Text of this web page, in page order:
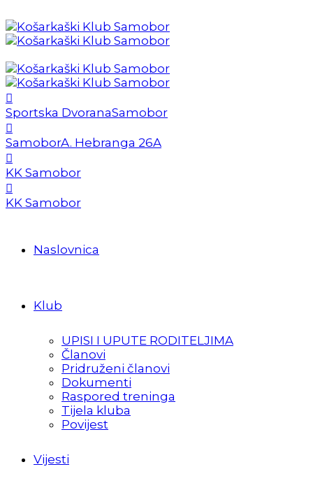
Sportska DvoranaSamobor
SamoborA. Hebranga 26A
KK Samobor
KK Samobor
Naslovnica
Klub
UPISI I UPUTE RODITELJIMA
Članovi
Pridruženi članovi
Dokumenti
Raspored treninga
Tijela kluba
Povijest
Vijesti